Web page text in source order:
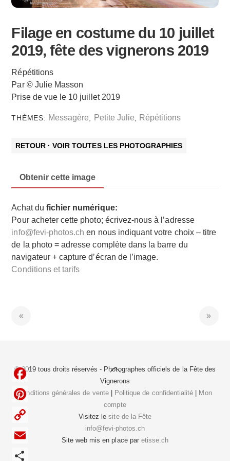
Filage en costume du 10 juillet
2019, fête des vignerons 2019
Répétitions
Par © Julie Masson
Prise de vue le 10 juillet 2019
THÈMES: Messagère Petite Julie Répétitions
RETOUR · VOIR TOUTES LES PHOTOGRAPHIES
Obtenir cette image
Achat du fichier numérique:
Pour acheter cette photo; écrivez-nous à l’adresse
info@fevi-photos.ch en nous indiquant votre choix – titre
de la photo = adresse complète dans la barre du
navigateur + capture d’écran de l’image.
Conditions et tarifs
Back
To
Top
© 2019 tous droits réservés - Photographes officiels de la Fête des
Vignerons
Conditions générales de vente| Politique de confidentialité
Mon
compte
Visitez lesite de la Fête
info@fevi-photos.ch
Site web mis en place par etisse.ch
F
c
e
b
C